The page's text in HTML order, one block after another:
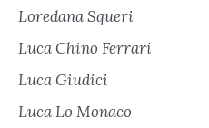
Loredana Squeri
Luca Chino Ferrari
Luca Giudici
Luca Lo Monaco